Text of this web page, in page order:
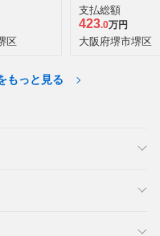
区
支払総額
423.0万円
大阪府堺市堺区
もっと見る